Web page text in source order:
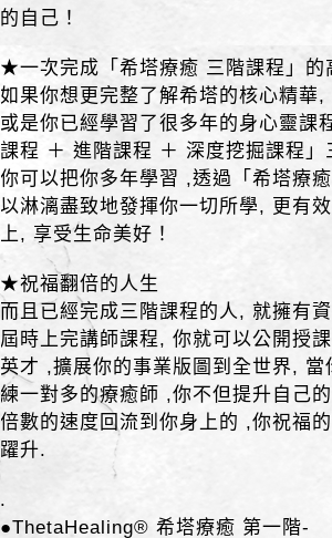
的自己！
★一次完成「希塔療癒 三階課程」的
如果你想更完整了解希塔的核心精華
或是你已經學習了很多年的身心靈課
課程 ＋ 進階課程 ＋ 深度挖掘課程
你可以把你多年學習 ,透過「希塔療
以淋漓盡致地發揮你一切所學, 更有
上, 享受生命美好！
★祝福翻倍的人生
而且已經完成三階課程的人, 就擁有
屆時上完講師課程, 你就可以公開授
英才 ,擴展你的事業版圖到全世界,
練一對多的療癒師 ,你不但提升自己
倍數的速度回流到你身上的 ,你祝福
躍升.
.
●ThetaHealing® 希塔療癒 第一階-